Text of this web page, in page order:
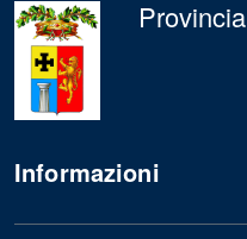
Informazioni